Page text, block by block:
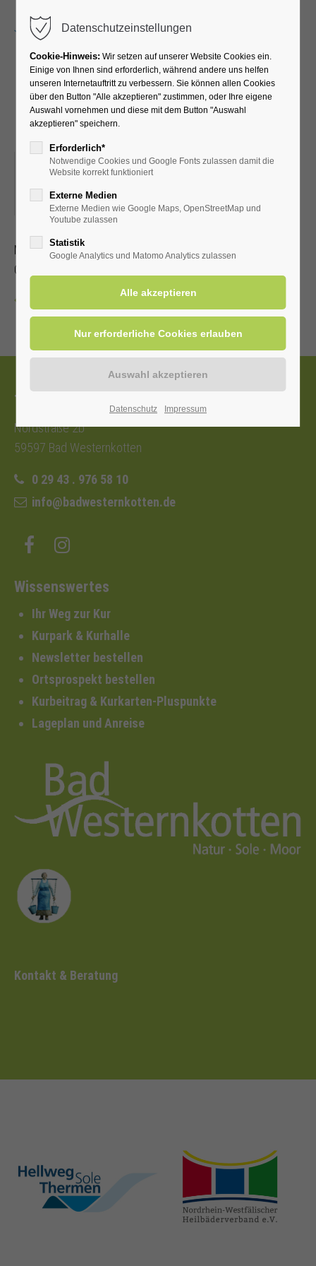
Kreativkurs mit Pia-Marie
und Petra
18.11.2025, 19:00
UNTERGESCHOSS
Malen, Stempeltechnik und Deko
Ohne Anmeldung, Dauer ca. 1 – 2 Stunden
Tourist-Information
Nordstraße 2b
59597 Bad Westernkotten
0 29 43 . 976 58 10
info@badwesternkotten.de
Wissenswertes
Ihr Weg zur Kur
Kurpark & Kurhalle
Newsletter bestellen
Ortsprospekt bestellen
Kurbeitrag & Kurkarten-Pluspunkte
Lageplan und Anreise
Kontakt & Beratung
hellweg-sole-
thermen.de
heilbaeder.de
Datenschutzeinstellungen
Cookie-Hinweis: Wir setzen auf unserer Website Cookies ein.
Einige von Ihnen sind erforderlich, während andere uns helfen
unseren Internetauftritt zu verbessern. Sie können allen Cookies
über den Button "Alle akzeptieren" zustimmen, oder Ihre eigene
Auswahl vornehmen und diese mit dem Button "Auswahl
akzeptieren" speichern.
Erforderlich*
Notwendige Cookies und Google Fonts zulassen damit die
Website korrekt funktioniert
Externe Medien
Externe Medien wie Google Maps, OpenStreetMap und
Youtube zulassen
Statistik
Google Analytics und Matomo Analytics zulassen
Datenschutz Impressum